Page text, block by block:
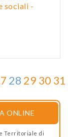
sociali -
28 29 30 31
ONLINE
Territoriale di